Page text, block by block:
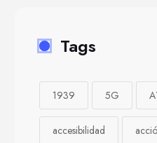
Tags
1939 5G
accesibilidad